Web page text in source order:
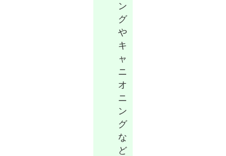
ン
グ
や
キ
ャ
ニ
オ
ニ
ン
グ
な
ど